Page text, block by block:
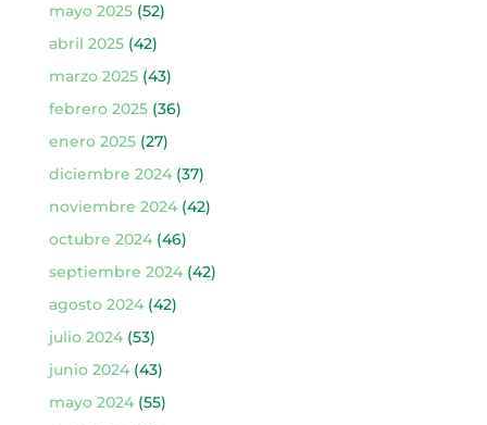
mayo 2025(52)
abril 2025(42)
marzo 2025(43)
febrero 2025(36)
enero 2025(27)
diciembre 2024(37)
noviembre 2024(42)
octubre 2024(46)
septiembre 2024(42)
agosto 2024(42)
julio 2024(53)
junio 2024(43)
mayo 2024(55)